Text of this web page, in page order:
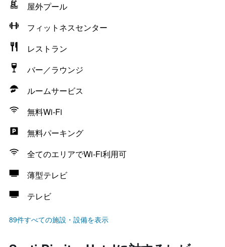
屋外プール
フィットネスセンター
レストラン
バー／ラウンジ
ルームサービス
無料Wi-Fi
無料パーキング
全てのエリアでWi-Fi利用可
薄型テレビ
テレビ
89件すべての施設・設備を表示